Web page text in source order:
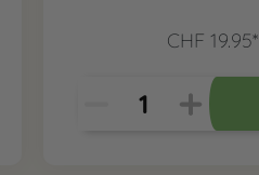
CHF 19.95*